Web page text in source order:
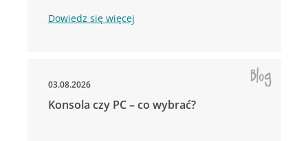
Dowiedz się więcej
03.08.2026
Konsola czy PC – co wybrać?